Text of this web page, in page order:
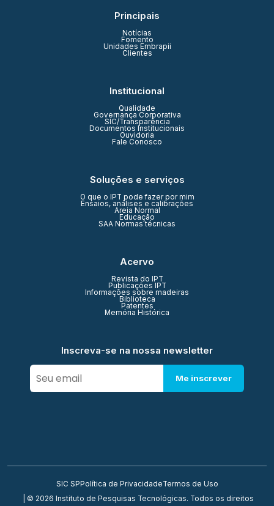
Principais
Notícias
Fomento
Unidades Embrapii
Clientes
Institucional
Qualidade
Governança Corporativa
SIC/Transparência
Documentos Institucionais
Ouvidoria
Fale Conosco
Soluções e serviços
O que o IPT pode fazer por mim
Ensaios, análises e calibrações
Areia Normal
Educação
SAA Normas técnicas
Acervo
Revista do IPT
Publicações IPT
Informações sobre madeiras
Biblioteca
Patentes
Memória Histórica
Inscreva-se na nossa newsletter
Me inscrever
SIC SP Política de PrivacidadeTermos de Uso
| © 2026 Instituto de Pesquisas Tecnológicas. Todos os direitos